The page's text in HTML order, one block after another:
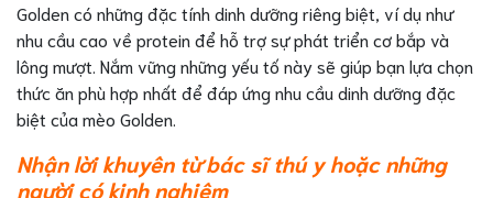
Golden có những đặc tính dinh dưỡng riêng biệt, ví dụ như
nhu cầu cao về protein để hỗ trợ sự phát triển cơ bắp và
lông mượt. Nắm vững những yếu tố này sẽ giúp bạn lựa chọn
thức ăn phù hợp nhất để đáp ứng nhu cầu dinh dưỡng đặc
biệt của mèo Golden.
Nhận lời khuyên từ bác sĩ thú y hoặc những
người có kinh nghiệm